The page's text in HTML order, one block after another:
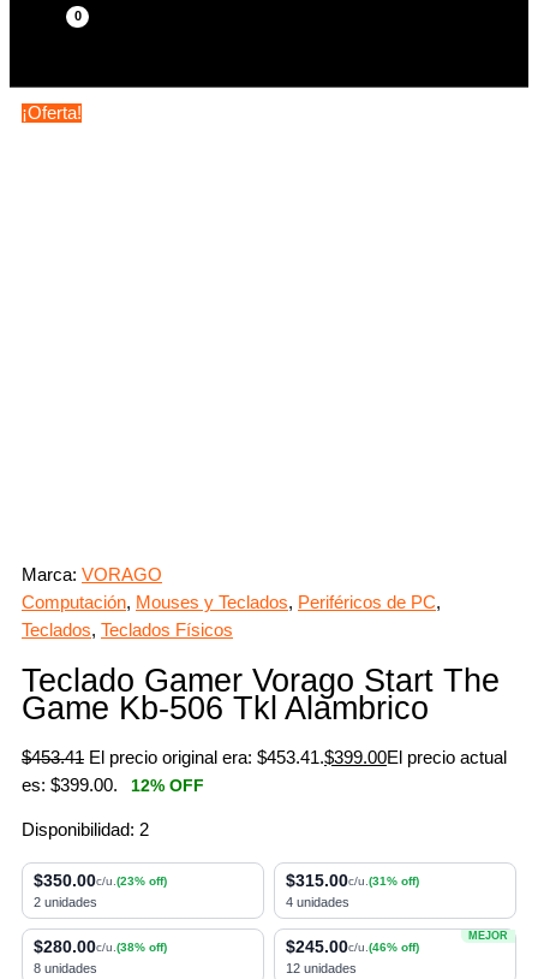
¡Oferta!
Marca: VORAGO
Computación, Mouses y Teclados, Periféricos de PC,
Teclados, Teclados Físicos
Teclado Gamer Vorago Start The
Game Kb-506 Tkl Alambrico
$453.41 El precio original era: $453.41.$399.00El precio actual
es: $399.00.
12% OFF
Disponibilidad: 2
$350.00c/u. (23% off)
2 unidades
$315.00c/u. (31% off)
4 unidades
$280.00c/u. (38% off)
8 unidades
MEJOR
$245.00c/u. (46% off)
12 unidades